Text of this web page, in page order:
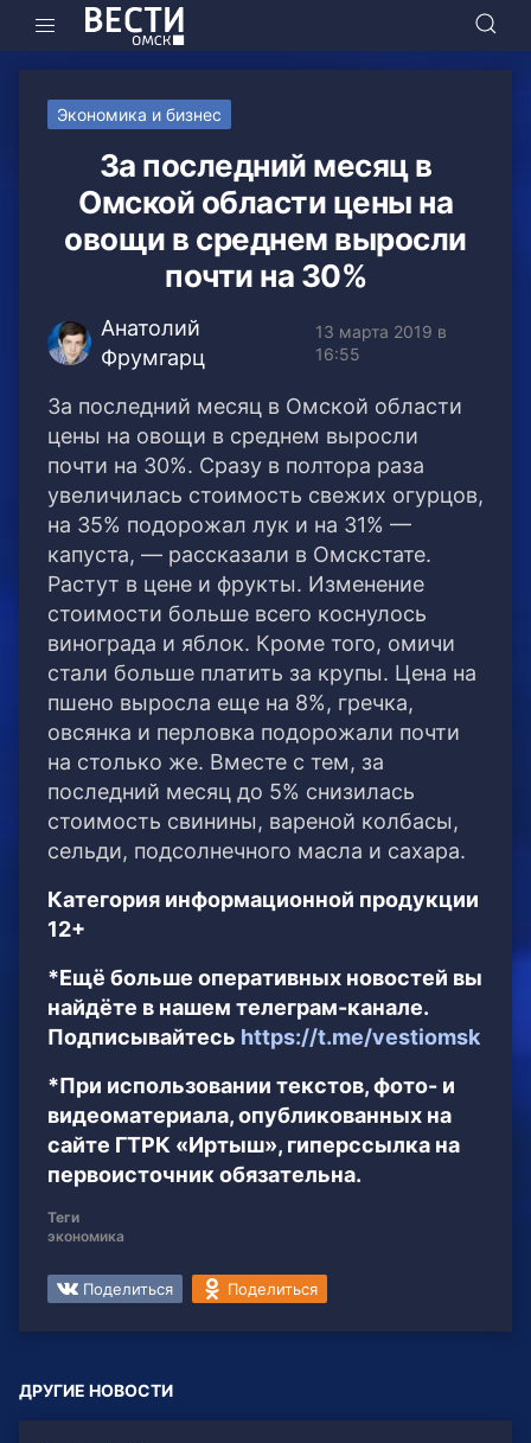
Экономика и бизнес
За последний месяц в
Омской области цены на
овощи в среднем выросли
почти на 30%
Анатолий
Фрумгарц
13 марта 2019 в
16:55
За последний месяц в Омской области
цены на овощи в среднем выросли
почти на 30%. Сразу в полтора раза
увеличилась стоимость свежих огурцов,
на 35% подорожал лук и на 31% —
капуста, — рассказали в Омскстате.
Растут в цене и фрукты. Изменение
стоимости больше всего коснулось
винограда и яблок. Кроме того, омичи
стали больше платить за крупы. Цена на
пшено выросла еще на 8%, гречка,
овсянка и перловка подорожали почти
на столько же. Вместе с тем, за
последний месяц до 5% снизилась
стоимость свинины, вареной колбасы,
сельди, подсолнечного масла и сахара.
Категория информационной продукции
12+
*Ещё больше оперативных новостей вы
найдёте в нашем телеграм-канале.
Подписывайтесь https://t.me/vestiomsk
*При использовании текстов, фото- и
видеоматериала, опубликованных на
сайте ГТРК «Иртыш», гиперссылка на
первоисточник обязательна.
Теги
экономика
Поделиться Поделиться
ДРУГИЕ НОВОСТИ